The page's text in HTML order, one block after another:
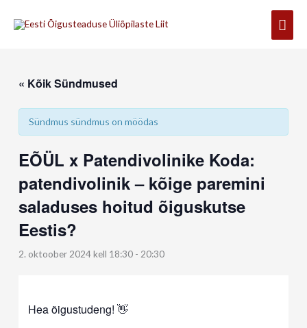
« Kõik Sündmused
Sündmus sündmus on möödas
EÕÜL x Patendivolinike Koda:
patendivolinik – kõige paremini
saladuses hoitud õiguskutse
Eestis?
2. oktoober 2024 kell 18:30 -20:30
Hea õigustudeng! 👋